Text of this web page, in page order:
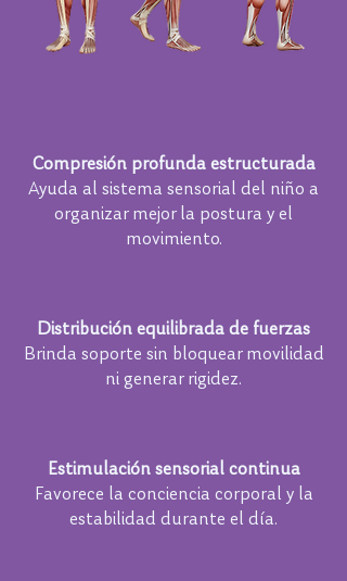
Compresión profunda estructurada
Ayuda al sistema sensorial del niño a
organizar mejor la postura y el
movimiento.
Distribución equilibrada de fuerzas
Brinda soporte sin bloquear movilidad
ni generar rigidez.
Estimulación sensorial continua
Favorece la conciencia corporal y la
estabilidad durante el día.